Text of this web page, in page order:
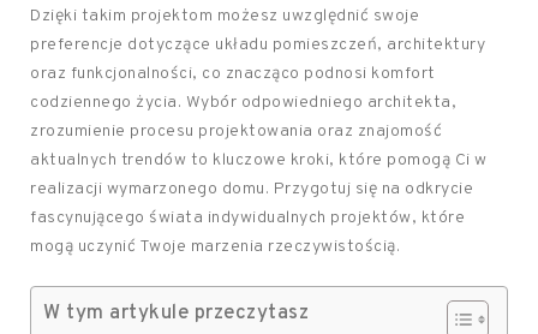
Dzięki takim projektom możesz uwzględnić swoje
preferencje dotyczące układu pomieszczeń, architektury
oraz funkcjonalności, co znacząco podnosi komfort
codziennego życia. Wybór odpowiedniego architekta,
zrozumienie procesu projektowania oraz znajomość
aktualnych trendów to kluczowe kroki, które pomogą Ci w
realizacji wymarzonego domu. Przygotuj się na odkrycie
fascynującego świata indywidualnych projektów, które
mogą uczynić Twoje marzenia rzeczywistością.
W tym artykule przeczytasz